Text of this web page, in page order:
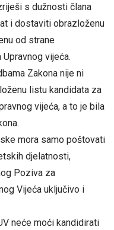
s dužnosti člana
i dostaviti obrazloženu
od strane
vijeća.
Zakona nije ni
listu kandidata za
vijeća, a to je bila
mora samo poštovati
djelatnosti,
Poziva za
Vijeća uključivo i
neće moći kandidirati